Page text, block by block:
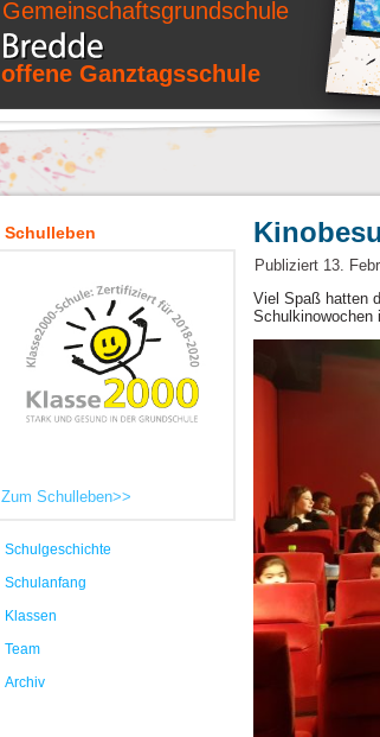
Gemeinschaftsgrundschule
offene Ganztagsschule
Schulleben
Zum Schulleben>>
Schulgeschichte
Schulanfang
Klassen
Team
Archiv
Publiziert 13.
Viel Spaß hatten
Schulkinowochen